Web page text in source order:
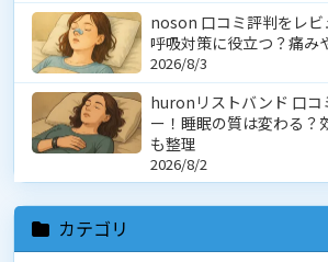
noson 口コミ評判をレビ
呼吸対策に役立つ？痛み
2026/8/3
huronリストバンド 口コ
ー！睡眠の質は変わる？
も整理
2026/8/2
カテゴリ